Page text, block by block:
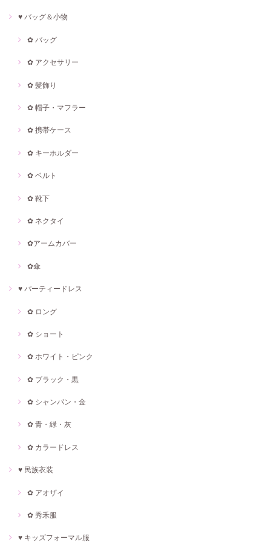
♥ バッグ＆小物
✿ バッグ
✿ アクセサリー
✿ 髪飾り
✿ 帽子・マフラー
✿ 携帯ケース
✿ キーホルダー
✿ ベルト
✿ 靴下
✿ ネクタイ
✿アームカバー
✿傘
♥ パーティードレス
✿ ロング
✿ ショート
✿ ホワイト・ピンク
✿ ブラック・黒
✿ シャンパン・金
✿ 青・緑・灰
✿ カラードレス
♥ 民族衣装
✿ アオザイ
✿ 秀禾服
♥ キッズフォーマル服